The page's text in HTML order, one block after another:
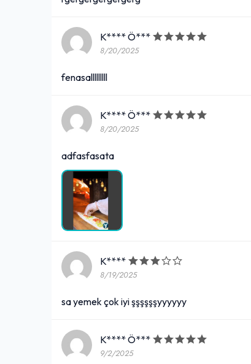
K**** Ö***
8/20/2025
fenasalllllllll
K**** Ö***
8/20/2025
adfasfasata
K****
8/19/2025
sa yemek çok iyi şşşşşşyyyyyy
K**** Ö***
9/2/2025